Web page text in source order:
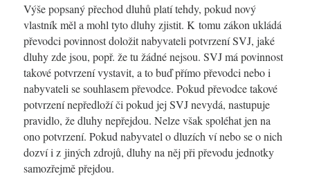
Výše popsaný přechod dluhů platí tehdy, pokud nový
vlastník měl a mohl tyto dluhy zjistit. K tomu zákon ukládá
převodci povinnost doložit nabyvateli potvrzení SVJ, jaké
dluhy zde jsou, popř. že tu žádné nejsou. SVJ má povinnost
takové potvrzení vystavit, a to buď přímo převodci nebo i
nabyvateli se souhlasem převodce. Pokud převodce takové
potvrzení nepředloží či pokud jej SVJ nevydá, nastupuje
pravidlo, že dluhy nepřejdou. Nelze však spoléhat jen na
ono potvrzení. Pokud nabyvatel o dluzích ví nebo se o nich
dozví i z jiných zdrojů, dluhy na něj při převodu jednotky
samozřejmě přejdou.